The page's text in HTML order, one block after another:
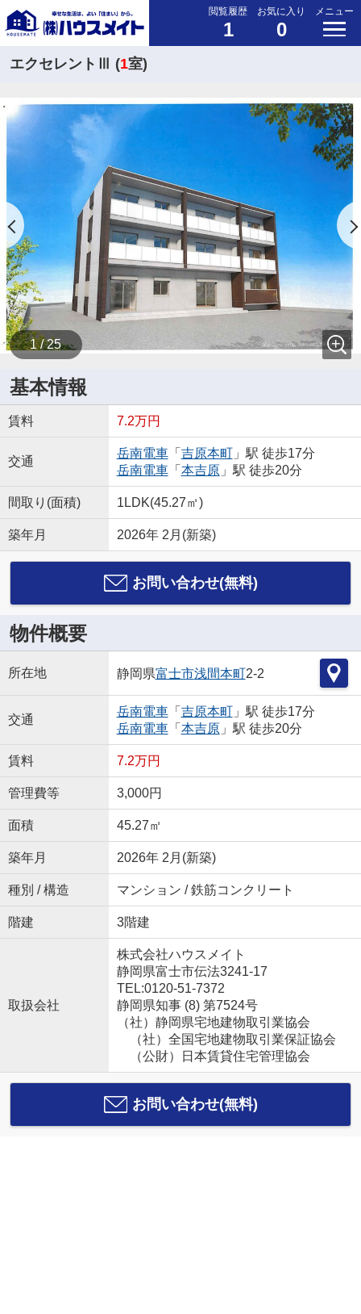
閲覧履歴
1
お気に入り
0
メニュー
エクセレントⅢ (1室)
1 / 25
基本情報
賃料 7.2万円
交通
岳南電車「 吉原本町」駅 徒歩17分
岳南電車「 本吉原」駅 徒歩20分
間取り(面積) 1LDK(45.27㎡)
築年月 2026年 2月(新築)
お問い合わせ(無料)
物件概要
所在地 静岡県富士市浅間本町2-2
交通
岳南電車「 吉原本町」駅 徒歩17分
岳南電車「 本吉原」駅 徒歩20分
賃料 7.2万円
管理費等 3,000円
面積 45.27㎡
築年月 2026年 2月(新築)
種別 / 構造 マンション / 鉄筋コンクリート
階建 3階建
取扱会社
株式会社ハウスメイト
静岡県富士市伝法3241-17
TEL:0120-51-7372
静岡県知事 (8) 第7524号
（社）静岡県宅地建物取引業協会
（社）全国宅地建物取引業保証協会
（公財）日本賃貸住宅管理協会
お問い合わせ(無料)